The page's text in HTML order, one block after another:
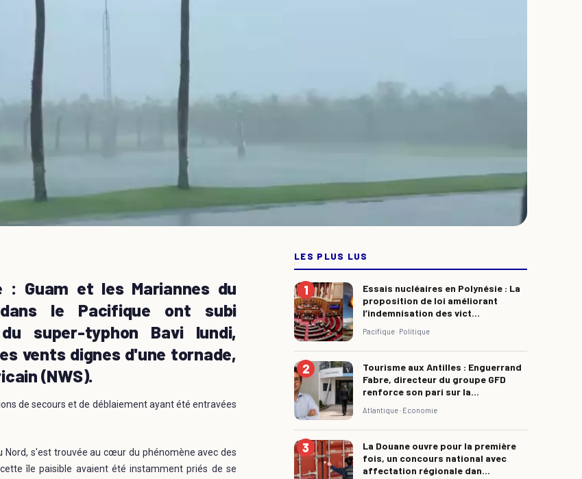
Guam et les Mariannes du
le Pacifique ont subi
super-typhon Bavi lundi,
vents dignes d'une tornade,
(NWS).
de secours et de déblaiement ayant été entravées
Nord, s'est trouvée au cœur du phénomène avec des
île paisible avaient été instamment priés de se
LES PLUS LUS
Essais nucléaires en Polynésie : La
proposition de loi améliorant
l’indemnisation des vict...
Pacifique · Politique
Tourisme aux Antilles : Enguerrand
Fabre, directeur du groupe GFD
renforce son pari sur la...
Atlantique · Economie
La Douane ouvre pour la première
fois, un concours national avec
affectation régionale dan...